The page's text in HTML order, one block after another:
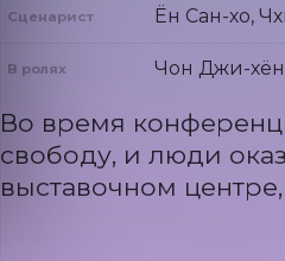
Сценарист Ён Сан-хо,
В ролях Чон Джи-
Во время
свободу, и люди
выставочном